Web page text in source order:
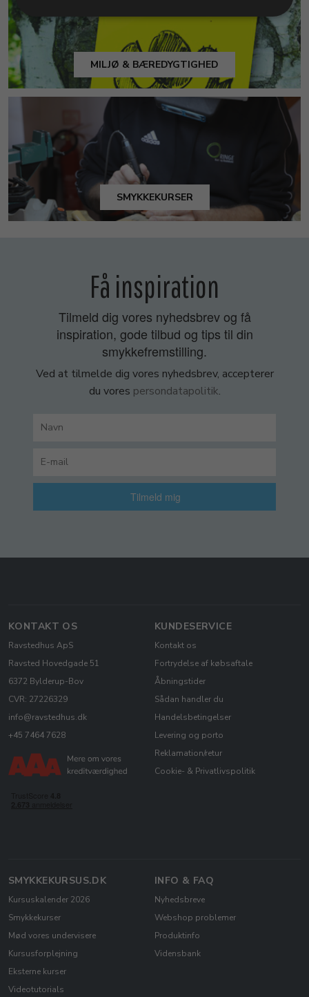
MILJØ & BÆREDYGTIGHED
SMYKKEKURSER
Få inspiration
Tilmeld dig vores nyhedsbrev og få
inspiration, gode tilbud og tips til din
smykkefremstilling.
Ved at tilmelde dig vores nyhedsbrev, accepterer
du vores persondatapolitik.
Tilmeld mig
KONTAKT OS
Ravstedhus ApS
Ravsted Hovedgade 51
6372 Bylderup-Bov
CVR: 27226329
info@ravstedhus.dk
+45 7464 7628
KUNDESERVICE
Kontakt os
Fortrydelse af købsaftale
Åbningstider
Sådan handler du
Handelsbetingelser
Levering og porto
Reklamation/retur
Cookie- & Privatlivspolitik
SMYKKEKURSUS.DK
Kursuskalender 2026
Smykkekurser
Mød vores undervisere
Kursusforplejning
Eksterne kurser
Videotutorials
INFO & FAQ
Nyhedsbreve
Webshop problemer
Produktinfo
Vidensbank